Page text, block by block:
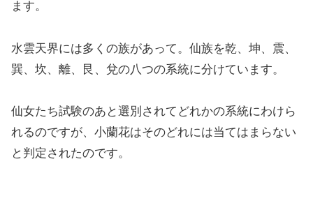
ます。
水雲天界には多くの族があって。仙族を乾、坤、震、
巽、坎、離、艮、兌の八つの系統に分けています。
仙女たち試験のあと選別されてどれかの系統にわけら
れるのですが、小蘭花はそのどれには当てはまらない
と判定されたのです。